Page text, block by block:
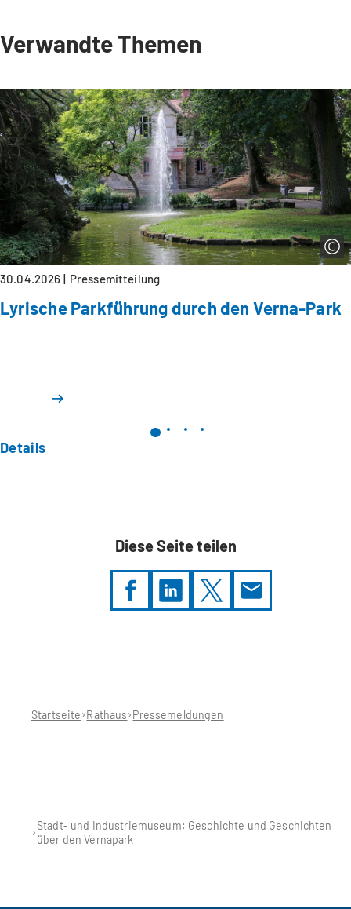
Verwandte Themen
30.04.2026 Pressemitteilung
Lyrische Parkführung durch den Verna-Park
Details
Diese Seite teilen
Startseite Rathaus Pressemeldungen
Stadt- und Industriemuseum: Geschichte und Geschichten
über den Vernapark